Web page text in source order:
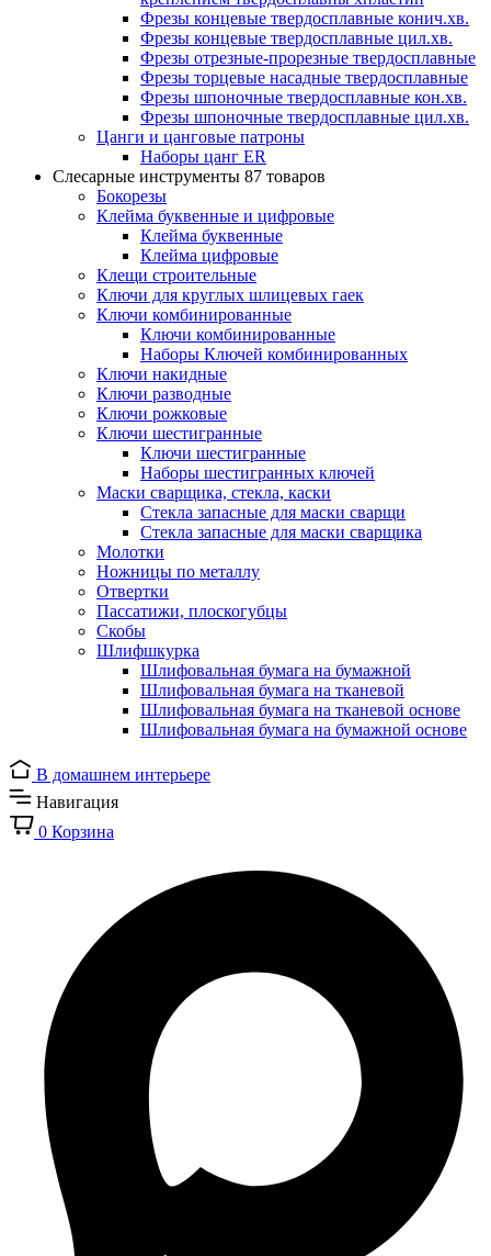
Фрезы концевые твердосплавные конич.хв.
Фрезы концевые твердосплавные цил.хв.
Фрезы отрезные-прорезные твердосплавные
Фрезы торцевые насадные твердосплавные
Фрезы шпоночные твердосплавные кон.хв.
Фрезы шпоночные твердосплавные цил.хв.
Цанги и цанговые патроны
Наборы цанг ER
Слесарные инструменты 87 товаров
Бокорезы
Клейма буквенные и цифровые
Клейма буквенные
Клейма цифровые
Клещи строительные
Ключи для круглых шлицевых гаек
Ключи комбинированные
Ключи комбинированные
Наборы Ключей комбинированных
Ключи накидные
Ключи разводные
Ключи рожковые
Ключи шестигранные
Ключи шестигранные
Наборы шестигранных ключей
Маски сварщика, стекла, каски
Стекла запасные для маски сварщи
Стекла запасные для маски сварщика
Молотки
Ножницы по металлу
Отвертки
Пассатижи, плоскогубцы
Скобы
Шлифшкурка
Шлифовальная бумага на бумажной
Шлифовальная бумага на тканевой
Шлифовальная бумага на тканевой основе
Шлифовальная бумага на бумажной основе
В домашнем интерьере
Навигация
0 Корзина